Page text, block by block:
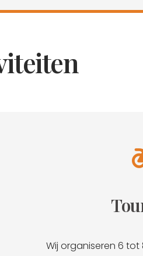
Wij organiseren 6